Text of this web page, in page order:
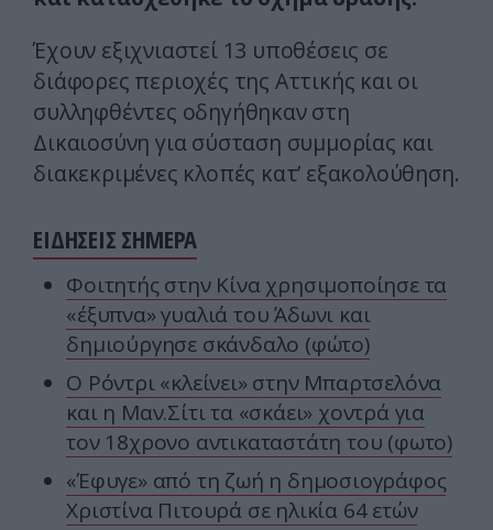
Έχουν εξιχνιαστεί 13 υποθέσεις σε
διάφορες περιοχές της Αττικής και οι
συλληφθέντες οδηγήθηκαν στη
Δικαιοσύνη για σύσταση συμμορίας και
διακεκριμένες κλοπές κατ’ εξακολούθηση.
ΕΙΔΗΣΕΙΣ ΣΗΜΕΡΑ
Φοιτητής στην Κίνα χρησιμοποίησε τα
«έξυπνα» γυαλιά του Άδωνι και
δημιούργησε σκάνδαλο (φώτο)
Ο Ρόντρι «κλείνει» στην Μπαρτσελόνα
και η Μαν.Σίτι τα «σκάει» χοντρά για
τον 18χρονο αντικαταστάτη του (φωτο)
«Έφυγε» από τη ζωή η δημοσιογράφος
Χριστίνα Πιτουρά σε ηλικία 64 ετών